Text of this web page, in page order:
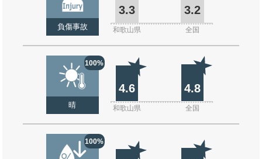
負傷事故
3.3 3.2
和歌山県 全国
100%
晴
4.6 4.8
和歌山県 全国
100%